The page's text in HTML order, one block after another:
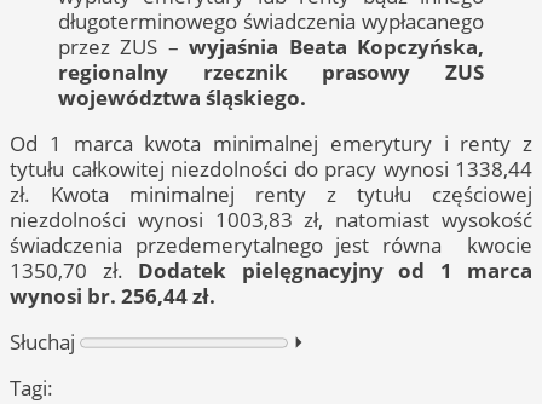
długoterminowego świadczenia wypłacanego
przez ZUS –wyjaśnia Beata Kopczyńska,
regionalny rzecznik prasowy ZUS
województwa śląskiego.
Od 1 marca kwota minimalnej emerytury i renty z
tytułu całkowitej niezdolności do pracy wynosi 1338,44
zł. Kwota minimalnej renty z tytułu częściowej
niezdolności wynosi 1003,83 zł, natomiast wysokość
świadczenia przedemerytalnego jest równa kwocie
1350,70 zł. Dodatek pielęgnacyjny od 1 marca
wynosi br. 256,44 zł.
Słuchaj
⏵︎
Tagi: